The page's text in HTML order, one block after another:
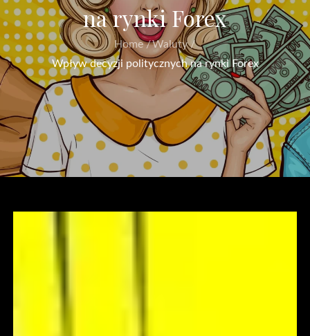
na rynki Forex
Home
Waluty
Wpływ decyzji politycznych na rynki Forex